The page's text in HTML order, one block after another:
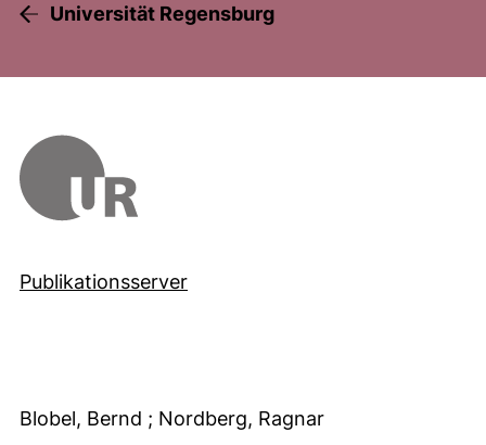
Universität Regensburg
Publikationsserver
Blobel, Bernd ; Nordberg, Ragnar